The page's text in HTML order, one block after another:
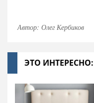
Автор: Олег Кербиков
ЭТО ИНТЕРЕСНО: